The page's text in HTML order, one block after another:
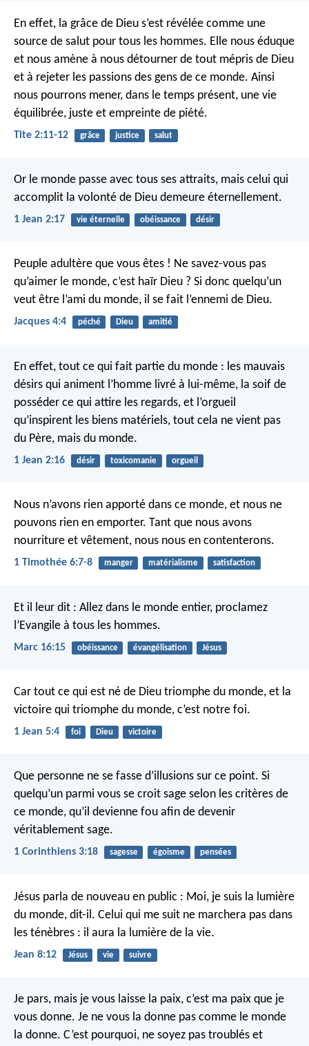
En effet, la grâce de Dieu s’est révélée comme une
source de salut pour tous les hommes. Elle nous éduque
et nous amène à nous détourner de tout mépris de Dieu
et à rejeter les passions des gens de ce monde. Ainsi
nous pourrons mener, dans le temps présent, une vie
équilibrée, juste et empreinte de piété.
Tite 2:11-12 grâce justice salut
Or le monde passe avec tous ses attraits, mais celui qui
accomplit la volonté de Dieu demeure éternellement.
1 Jean 2:17 vie éternelle obéissance désir
Peuple adultère que vous êtes ! Ne savez-vous pas
qu’aimer le monde, c’est haïr Dieu ? Si donc quelqu’un
veut être l’ami du monde, il se fait l’ennemi de Dieu.
Jacques 4:4 péché Dieu amitié
En effet, tout ce qui fait partie du monde : les mauvais
désirs qui animent l’homme livré à lui-même, la soif de
posséder ce qui attire les regards, et l’orgueil
qu’inspirent les biens matériels, tout cela ne vient pas
du Père, mais du monde.
1 Jean 2:16 désir toxicomanie orgueil
Nous n’avons rien apporté dans ce monde, et nous ne
pouvons rien en emporter. Tant que nous avons
nourriture et vêtement, nous nous en contenterons.
1 Timothée 6:7-8 manger matérialisme satisfaction
Et il leur dit : Allez dans le monde entier, proclamez
l’Evangile à tous les hommes.
Marc 16:15 obéissance évangélisation Jésus
Car tout ce qui est né de Dieu triomphe du monde, et la
victoire qui triomphe du monde, c’est notre foi.
1 Jean 5:4 foi Dieu victoire
Que personne ne se fasse d’illusions sur ce point. Si
quelqu’un parmi vous se croit sage selon les critères de
ce monde, qu’il devienne fou afin de devenir
véritablement sage.
1 Corinthiens 3:18 sagesse égoisme pensées
Jésus parla de nouveau en public : Moi, je suis la lumière
du monde, dit-il. Celui qui me suit ne marchera pas dans
les ténèbres : il aura la lumière de la vie.
Jean 8:12 Jésus vie suivre
Je pars, mais je vous laisse la paix, c’est ma paix que je
vous donne. Je ne vous la donne pas comme le monde
la donne. C’est pourquoi, ne soyez pas troublés et